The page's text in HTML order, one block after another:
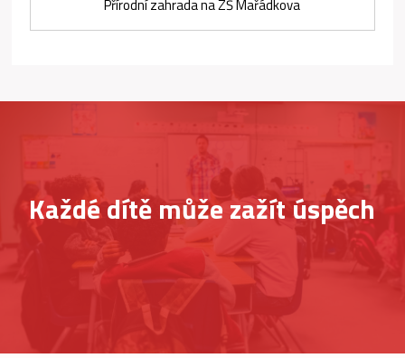
Přírodní zahrada na ZŠ Mařádkova
Každé dítě může zažít úspěch